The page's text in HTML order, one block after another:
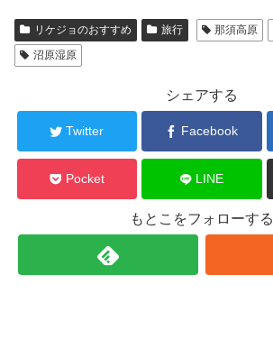
リケジョのおすすめ 旅行 那須高原
沼原湿原
シェアする
Twitter Facebook
Pocket LINE
もとこをフォローする